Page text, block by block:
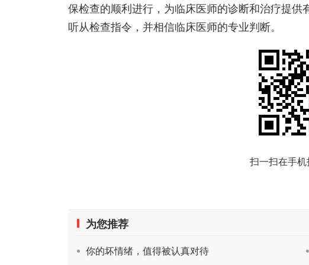
保检查的顺利进行，为临床医师的诊断和治疗提供
听从检查指令，并相信临床医师的专业判断。
扫一扫在手
为您推荐
你的坏情绪，值得被认真对待